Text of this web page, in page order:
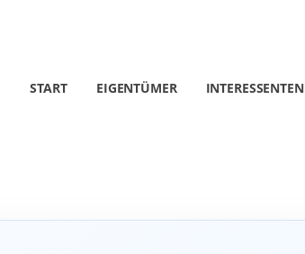
START EIGENTÜMER INTERESSENTEN